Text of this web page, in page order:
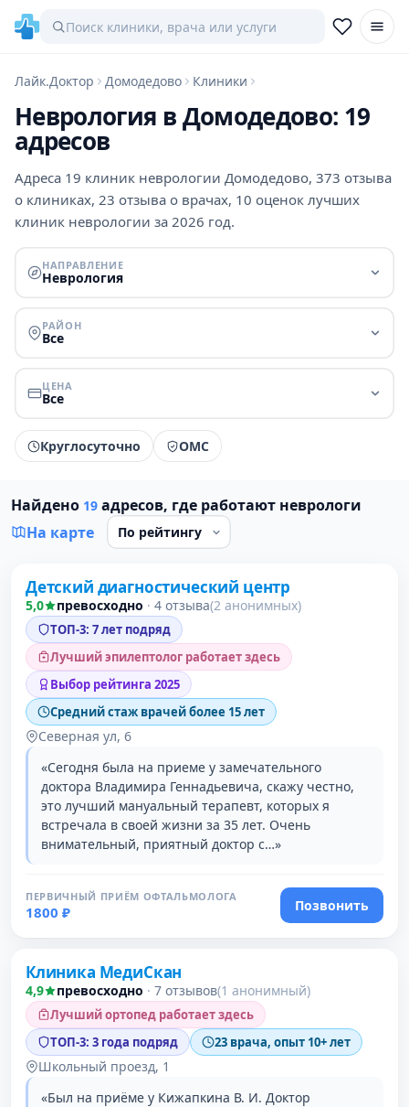
Лайк.Доктор Домодедово Клиники
Неврология в Домодедово: 19
адресов
Адреса 19 клиник неврологии Домодедово, 373 отзыва
о клиниках, 23 отзыва о врачах, 10 оценок лучших
клиник неврологии за 2026 год.
НАПРАВЛЕНИЕ
Неврология
РАЙОН
Все
ЦЕНА
Все
Круглосуточно ОМС
Найдено 19 адресов, где работают неврологи
На карте
Проверено давно
1 место в рейтинге
Детский диагностический центр
5,0 превосходно · 4 отзыва(2 анонимных)
ТОП-3: 7 лет подряд
Лучший эпилептолог работает здесь
Выбор рейтинга 2025
Средний стаж врачей более 15 лет
Северная ул, 6
«Сегодня была на приеме у замечательного
доктора Владимира Геннадьевича, скажу честно,
это лучший мануальный терапевт, которых я
встречала в своей жизни за 35 лет. Очень
внимательный, приятный доктор с…»
ПЕРВИЧНЫЙ ПРИЁМ ОФТАЛЬМОЛОГА
1800 ₽ Позвонить
2 место в рейтинге
Клиника МедиСкан
4,9 превосходно · 7 отзывов(1 анонимный)
Лучший ортопед работает здесь
ТОП-3: 3 года подряд
23 врача, опыт 10+ лет
Школьный проезд, 1
«Был на приёме у Кижапкина В. И. Доктор